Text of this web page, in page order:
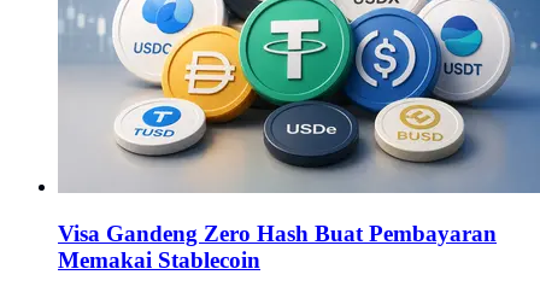
Visa Gandeng Zero Hash Buat Pembayaran
Memakai Stablecoin